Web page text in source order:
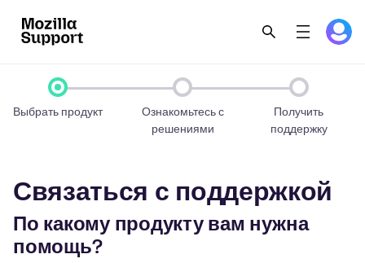
Выбрать продукт
Ознакомьтесь с
решениями
Получить
поддержку
Связаться с поддержкой
По какому продукту вам нужна
помощь?